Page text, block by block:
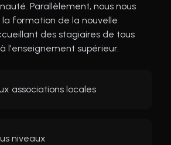
Parallèlement, nous nous
formation de la nouvelle
des stagiaires de tous
l'enseignement supérieur.
associations locales
niveaux